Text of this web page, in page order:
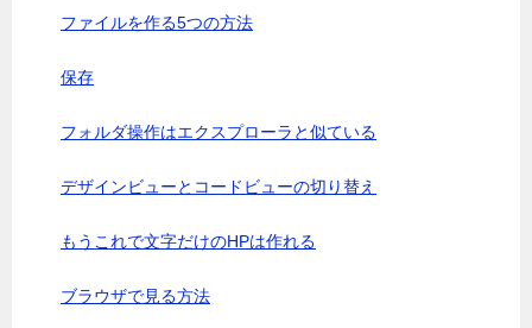
ファイルを作る5つの方法
保存
フォルダ操作はエクスプローラと似ている
デザインビューとコードビューの切り替え
もうこれで文字だけのHPは作れる
ブラウザで見る方法